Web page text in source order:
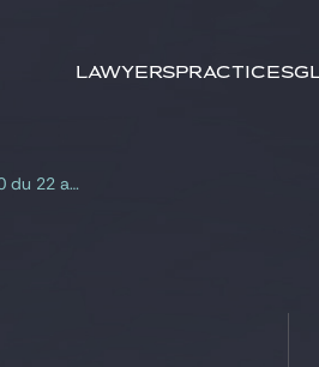
LawyersPractices
Bref commentaire, en matière d’urbanisme, de l’ordonnance n° 2020-460 du 22 avril 2020 portant diverses mesures prises pour faire face à l’épidémie de Covid-19